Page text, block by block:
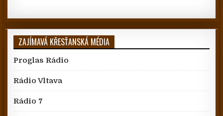
ZAJÍMAVÁ KŘESŤANSKÁ MÉDIA
Proglas Rádio
Rádio Vltava
Rádio 7